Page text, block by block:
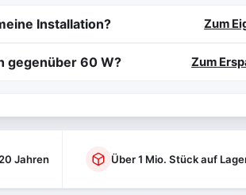
Installation? Zum
gegenüber 60 W? Zum
Jahren Über 1 Mio. Stück auf